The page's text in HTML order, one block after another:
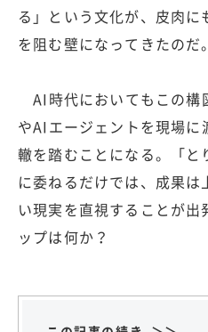
る」という文化が、皮肉
を阻む壁になってきたのだ。
AI時代においてもこの構
やAIエージェントを現場に
轍を踏むことになる。「
に委ねるだけでは、成果は
い現実を直視することが
ップは何か？